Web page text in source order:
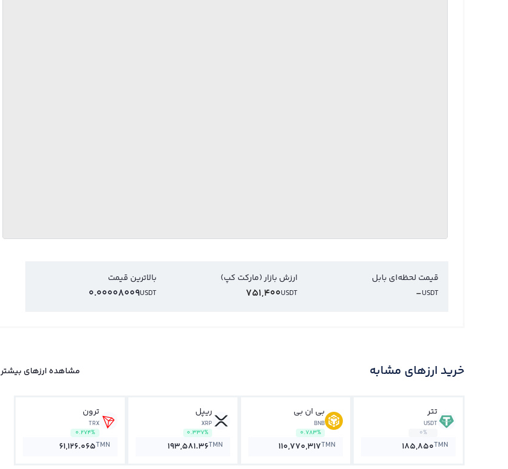
قیمت لحظه‌ای بابل
USDT
-
ارزش بازار (مارکت کپ)
USDT
751,400
بالاترین قیمت
USDT
0.00008009
خرید ارزهای مشابه مشاهده ارزهای بیشتر
تتر
USDT
0%
185,850TMN
بی ان بی
BNB
0.783%
110,770,317TMN
ریپل
XRP
0.337%
193,581.36TMN
ترون
TRX
0.274%
61,126.065TMN